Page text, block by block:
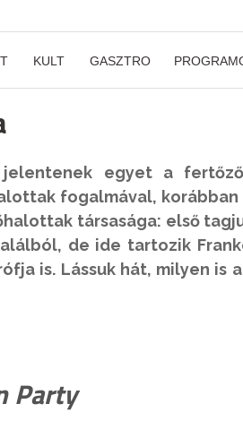
KULT GASZTRO
egyet a
fogalmával,
társasága: első
de ide tartozik
is. Lássuk hát, milyen is
Party